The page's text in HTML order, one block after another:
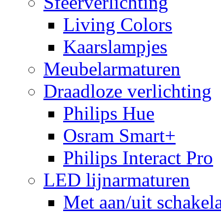
Living Colors
Kaarslampjes
Meubelarmaturen
Draadloze verlichting
Philips Hue
Osram Smart+
Philips Interact Pro
LED lijnarmaturen
Met aan/uit